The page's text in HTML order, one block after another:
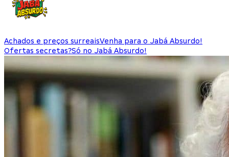
Achados e preços surreaisVenha para o Jabá Absurdo!
Ofertas secretas?Só no Jabá Absurdo!